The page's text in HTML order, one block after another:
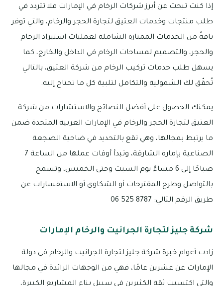
إذا كنت تبحث عن أبرز شركات الرخام في الإمارات فلا تتردد في
طلب منتجات وخدمات العتيق لتجارة الحجر والرخام، والتي توفر
باقةً من الخدمات الممتازة الشاملة لعمليات استيراد الرخام
والحجر، والتصميم لمساحات الرخام في الداخل والخارج، كما
يسهل طلب خدمات تركيب الرخام من شركة العتيق، بالتالي
تُحقّق لك الشمولية والتكامل لتلبية كل ما تحتاج إليه.
يمكنك الحصول على أفضل النصائح والاستشارات من شركة
العتيق لتجارة الحجر والرخام في الإمارات العربية المتحدة ضمن
ما يرتبط بمجالها، وهي تقع بالتحديد في ضاحية الصجعة
الصناعية بإمارة الشارقة، وتبدأ أوقات عملها من الساعة 7
صباحًا إلى 6 مساءً يوم السبت وحتى الخميس، وتسمح
بالتواصل وطرح المقترحات أو الشكاوى أو الاستفسارات عن
طريق الرقم التالي: 8787 525 06
شركة جليز لتجارة الجرانيت والرخام الإمارات
زادت أعوام خبرة شركة جليز لتجارة الجرانيت والرخام في دولة
الإمارات عن عشرين عامًا، فهي من الوجهات الرائدة في مجالها
والتي اكتسبت ثقة الكثيرين في سبيل بناء المشاريع الكبيرة،